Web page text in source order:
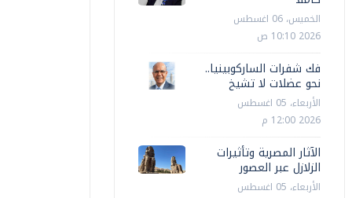
محافظات
الخميس، 06 اغسطس
2026 10:10 ص
فك شفرات الساركوبينيا..
نحو عضلات لا تشيخ
الأربعاء، 05 اغسطس
2026 12:00 م
الآثار المصرية وتأثيرات
الزلازل عبر العصور
الأربعاء، 05 اغسطس